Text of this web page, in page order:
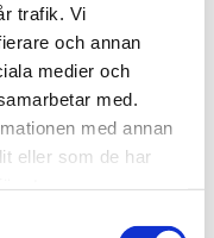
trafik. Vi
och annan
medier och
med.
med annan
eller som de har
är säker
sätet kan
Disco har en